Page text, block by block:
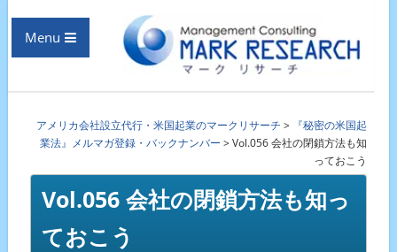
Menu
アメリカ会社設立代行・米国起業のマークリサーチ > 『秘密の米国起
業法』メルマガ登録・バックナンバー >Vol.056 会社の閉鎖方法も知
っておこう
Vol.056 会社の閉鎖方法も知っ
ておこう